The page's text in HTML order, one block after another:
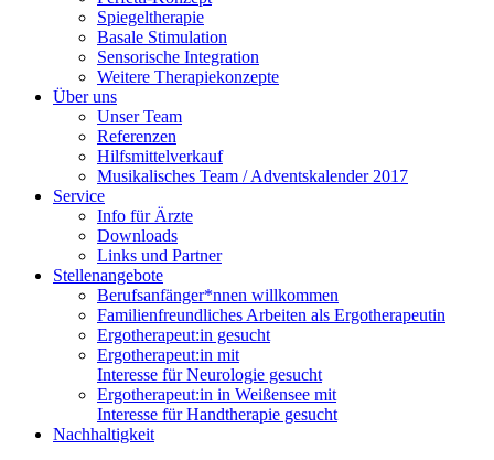
Spiegeltherapie
Basale Stimulation
Sensorische Integration
Weitere Therapiekonzepte
Über uns
Unser Team
Referenzen
Hilfsmittelverkauf
Musikalisches Team / Adventskalender 2017
Service
Info für Ärzte
Downloads
Links und Partner
Stellenangebote
Berufsanfänger*nnen willkommen
Familienfreundliches Arbeiten als Ergotherapeutin
Ergotherapeut:in gesucht
Ergotherapeut:in mit
Interesse für Neurologie gesucht
Ergotherapeut:in in Weißensee mit
Interesse für Handtherapie gesucht
Nachhaltigkeit